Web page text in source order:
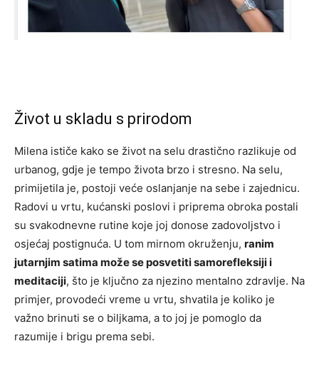
Život u skladu s prirodom
Milena ističe kako se život na selu drastično razlikuje od
urbanog, gdje je tempo života brzo i stresno. Na selu,
primijetila je, postoji veće oslanjanje na sebe i zajednicu.
Radovi u vrtu, kućanski poslovi i priprema obroka postali
su svakodnevne rutine koje joj donose zadovoljstvo i
osjećaj postignuća. U tom mirnom okruženju, ranim
jutarnjim satima može se posvetiti samorefleksiji i
meditaciji, što je ključno za njezino mentalno zdravlje. Na
primjer, provodeći vreme u vrtu, shvatila je koliko je
važno brinuti se o biljkama, a to joj je pomoglo da
razumije i brigu prema sebi.